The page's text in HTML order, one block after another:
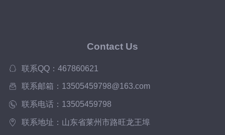
Contact Us
联系QQ：467860621
联系邮箱：13505459798@163.com
联系电话：13505459798
联系地址：山东省莱州市路旺龙王埠